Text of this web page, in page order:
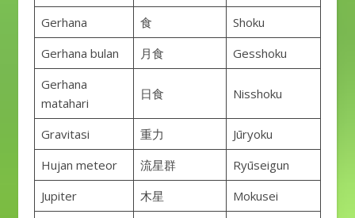
Gerhana
食
Shoku
Gerhana bulan
月食
Gesshoku
Gerhana
matahari
日食 Nisshoku
Gravitasi 重力
Jūryoku
Hujan meteor
流星群
Ryūseigun
Jupiter
木星
Mokusei